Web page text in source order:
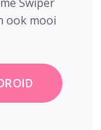
ook mooi